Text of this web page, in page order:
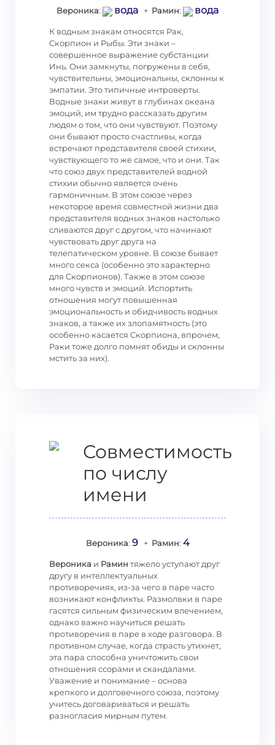
Вероника: вода + Рамин: вода
К водным знакам относятся Рак,
Скорпион и Рыбы. Эти знаки –
совершенное выражение субстанции
Инь. Они замкнуты, погружены в себя,
чувствительны, эмоциональны, склонны к
эмпатии. Это типичные интроверты.
Водные знаки живут в глубинах океана
эмоций, им трудно рассказать другим
людям о том, что они чувствуют. Поэтому
они бывают просто счастливы, когда
встречают представителя своей стихии,
чувствующего то же самое, что и они. Так
что союз двух представителей водной
стихии обычно является очень
гармоничным. В этом союзе через
некоторое время совместной жизни два
представителя водных знаков настолько
сливаются друг с другом, что начинают
чувствовать друг друга на
телепатическом уровне. В союзе бывает
много секса (особенно это характерно
для Скорпионов). Также в этом союзе
много чувств и эмоций. Испортить
отношения могут повышенная
эмоциональность и обидчивость водных
знаков, а также их злопамятность (это
особенно касается Скорпиона, впрочем,
Раки тоже долго помнят обиды и склонны
мстить за них).
Совместимость
по числу
имени
Вероника: 9+ Рамин: 4
Вероника и Рамин тяжело уступают друг
другу в интеллектуальных
противоречиях, из-за чего в паре часто
возникают конфликты. Размолвки в паре
гасятся сильным физическим влечением,
однако важно научиться решать
противоречия в паре в ходе разговора. В
противном случае, когда страсть утихнет,
эта пара способна уничтожить свои
отношения ссорами и скандалами.
Уважение и понимание – основа
крепкого и долговечного союза, поэтому
учитесь договариваться и решать
разногласия мирным путем.